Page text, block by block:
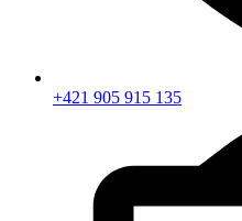
+421 905 915 135